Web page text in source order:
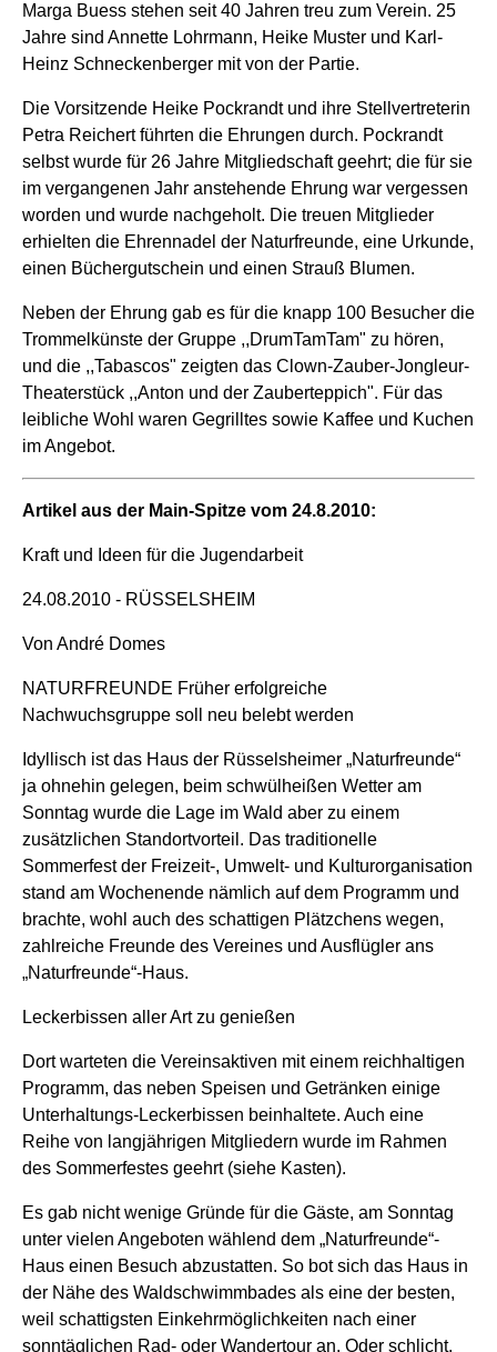
Marga Buess stehen seit 40 Jahren treu zum Verein. 25
Jahre sind Annette Lohrmann, Heike Muster und Karl-
Heinz Schneckenberger mit von der Partie.
Die Vorsitzende Heike Pockrandt und ihre Stellvertreterin
Petra Reichert führten die Ehrungen durch. Pockrandt
selbst wurde für 26 Jahre Mitgliedschaft geehrt; die für sie
im vergangenen Jahr anstehende Ehrung war vergessen
worden und wurde nachgeholt. Die treuen Mitglieder
erhielten die Ehrennadel der Naturfreunde, eine Urkunde,
einen Büchergutschein und einen Strauß Blumen.
Neben der Ehrung gab es für die knapp 100 Besucher die
Trommelkünste der Gruppe ,,DrumTamTam" zu hören,
und die ,,Tabascos" zeigten das Clown-Zauber-Jongleur-
Theaterstück ,,Anton und der Zauberteppich". Für das
leibliche Wohl waren Gegrilltes sowie Kaffee und Kuchen
im Angebot.
Artikel aus der Main-Spitze vom 24.8.2010:
Kraft und Ideen für die Jugendarbeit
24.08.2010 - RÜSSELSHEIM
Von André Domes
NATURFREUNDE Früher erfolgreiche
Nachwuchsgruppe soll neu belebt werden
Idyllisch ist das Haus der Rüsselsheimer „Naturfreunde“
ja ohnehin gelegen, beim schwülheißen Wetter am
Sonntag wurde die Lage im Wald aber zu einem
zusätzlichen Standortvorteil. Das traditionelle
Sommerfest der Freizeit-, Umwelt- und Kulturorganisation
stand am Wochenende nämlich auf dem Programm und
brachte, wohl auch des schattigen Plätzchens wegen,
zahlreiche Freunde des Vereines und Ausflügler ans
„Naturfreunde“-Haus.
Leckerbissen aller Art zu genießen
Dort warteten die Vereinsaktiven mit einem reichhaltigen
Programm, das neben Speisen und Getränken einige
Unterhaltungs-Leckerbissen beinhaltete. Auch eine
Reihe von langjährigen Mitgliedern wurde im Rahmen
des Sommerfestes geehrt (siehe Kasten).
Es gab nicht wenige Gründe für die Gäste, am Sonntag
unter vielen Angeboten wählend dem „Naturfreunde“-
Haus einen Besuch abzustatten. So bot sich das Haus in
der Nähe des Waldschwimmbades als eine der besten,
weil schattigsten Einkehrmöglichkeiten nach einer
sonntäglichen Rad- oder Wandertour an. Oder schlicht,